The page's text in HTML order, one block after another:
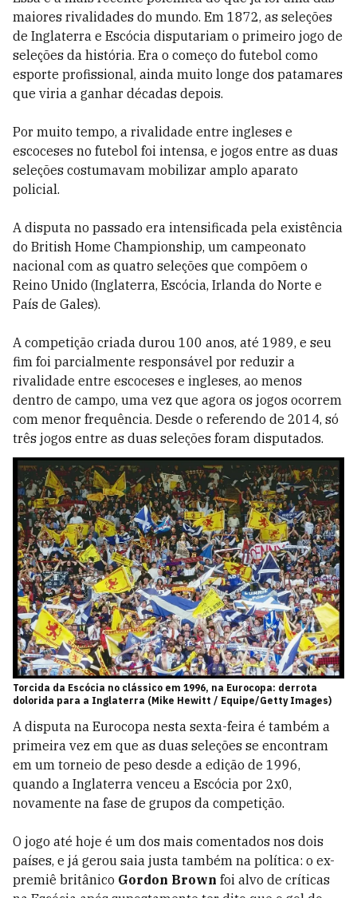
maiores rivalidades do mundo. Em 1872, as seleções
de Inglaterra e Escócia disputariam o primeiro jogo de
seleções da história. Era o começo do futebol como
esporte profissional, ainda muito longe dos patamares
que viria a ganhar décadas depois.
Por muito tempo, a rivalidade entre ingleses e
escoceses no futebol foi intensa, e jogos entre as duas
seleções costumavam mobilizar amplo aparato
policial.
A disputa no passado era intensificada pela existência
do British Home Championship, um campeonato
nacional com as quatro seleções que compõem o
Reino Unido (Inglaterra, Escócia, Irlanda do Norte e
País de Gales).
A competição criada durou 100 anos, até 1989, e seu
fim foi parcialmente responsável por reduzir a
rivalidade entre escoceses e ingleses, ao menos
dentro de campo, uma vez que agora os jogos ocorrem
com menor frequência. Desde o referendo de 2014, só
três jogos entre as duas seleções foram disputados.
Torcida da Escócia no clássico em 1996, na Eurocopa: derrota
dolorida para a Inglaterra (Mike Hewitt / Equipe/Getty Images)
A disputa na Eurocopa nesta sexta-feira é também a
primeira vez em que as duas seleções se encontram
em um torneio de peso desde a edição de 1996,
quando a Inglaterra venceu a Escócia por 2x0,
novamente na fase de grupos da competição.
O jogo até hoje é um dos mais comentados nos dois
países, e já gerou saia justa também na política: o ex-
premiê britânico Gordon Brown foi alvo de críticas